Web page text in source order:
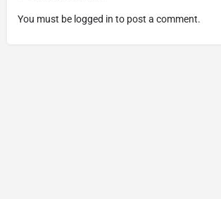
You must be logged in to post a comment.